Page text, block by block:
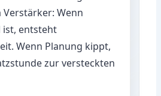
Wenn
ist, entsteht
Wenn Planung kippt,
zur versteckten